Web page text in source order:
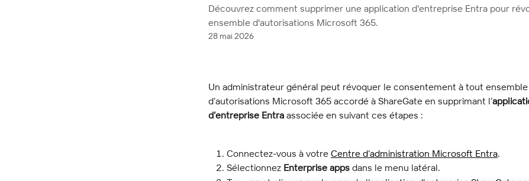
Découvrez comment supprimer une application d'entreprise Entra pour
ensemble d'autorisations Microsoft 365.
28 mai 2026
Un administrateur général peut révoquer le consentement à tout ensemble
d’autorisations Microsoft 365 accordé à ShareGate en supprimant l’
d’entreprise Entra associée en suivant ces étapes :
Connectez-vous à votre Centre d’administration Microsoft Entra.
Sélectionnez Enterprise apps dans le menu latéral.